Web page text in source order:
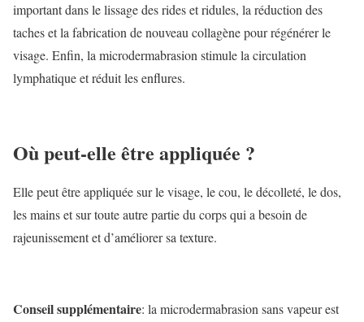
important dans le lissage des rides et ridules, la réduction des
taches et la fabrication de nouveau collagène pour régénérer le
visage. Enfin, la microdermabrasion stimule la circulation
lymphatique et réduit les enflures.
Où peut-elle être appliquée ?
Elle peut être appliquée sur le visage, le cou, le décolleté, le dos,
les mains et sur toute autre partie du corps qui a besoin de
rajeunissement et d’améliorer sa texture.
Conseil supplémentaire: la microdermabrasion sans vapeur est